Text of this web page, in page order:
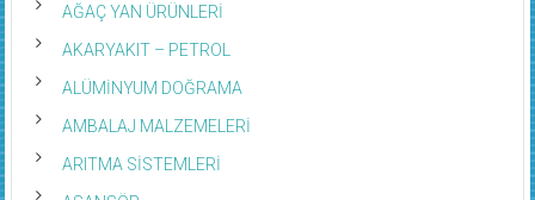
AĞAÇ YAN ÜRÜNLERİ
AKARYAKIT – PETROL
ALÜMİNYUM DOĞRAMA
AMBALAJ MALZEMELERİ
ARITMA SİSTEMLERİ